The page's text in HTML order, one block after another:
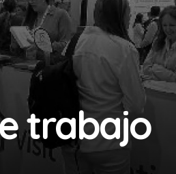
trabajo